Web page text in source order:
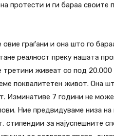
протести и ги бараа своите
граѓани и она што го
реалност преку нашата
живеат со под 20.000
поквалитетен живот. Она
Изминативе 7 години не
Ние предвидуваме низа
за најуспешните